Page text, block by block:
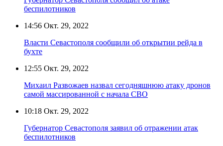
беспилотников
14:56 Окт. 29, 2022
Власти Севастополя сообщили об открытии рейда в
бухте
12:55 Окт. 29, 2022
Михаил Развожаев назвал сегодняшнюю атаку дронов
самой массированной с начала СВО
10:18 Окт. 29, 2022
Губернатор Севастополя заявил об отражении атак
беспилотников